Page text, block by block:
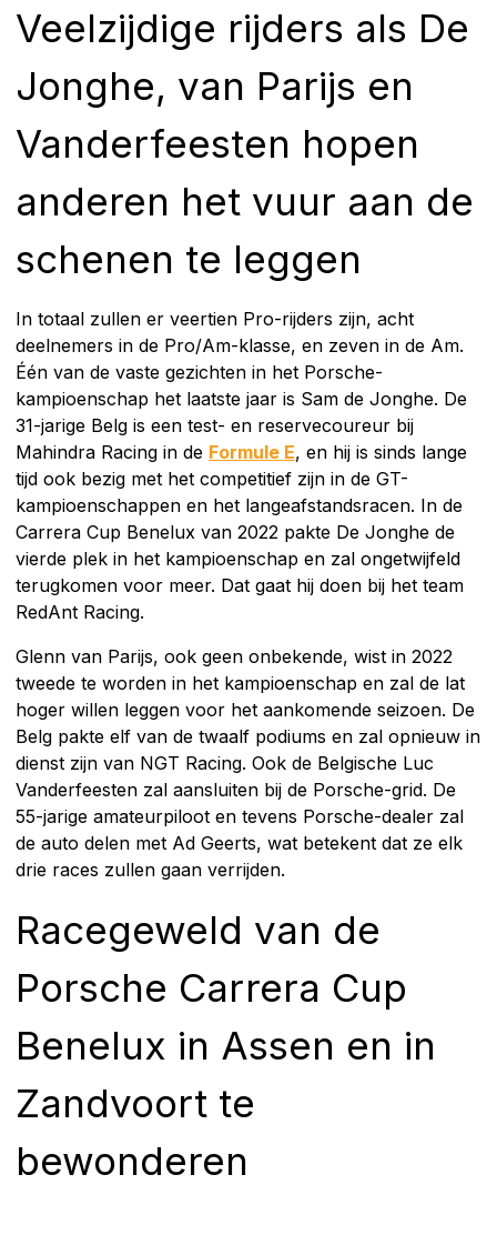
Veelzijdige rijders als De
Jonghe, van Parijs en
Vanderfeesten hopen
anderen het vuur aan de
schenen te leggen
In totaal zullen er veertien Pro-rijders zijn, acht
deelnemers in de Pro/Am-klasse, en zeven in de Am.
Één van de vaste gezichten in het Porsche-
kampioenschap het laatste jaar is Sam de Jonghe. De
31-jarige Belg is een test- en reservecoureur bij
Mahindra Racing in de Formule E, en hij is sinds lange
tijd ook bezig met het competitief zijn in de GT-
kampioenschappen en het langeafstandsracen. In de
Carrera Cup Benelux van 2022 pakte De Jonghe de
vierde plek in het kampioenschap en zal ongetwijfeld
terugkomen voor meer. Dat gaat hij doen bij het team
RedAnt Racing.
Glenn van Parijs, ook geen onbekende, wist in 2022
tweede te worden in het kampioenschap en zal de lat
hoger willen leggen voor het aankomende seizoen. De
Belg pakte elf van de twaalf podiums en zal opnieuw in
dienst zijn van NGT Racing. Ook de Belgische Luc
Vanderfeesten zal aansluiten bij de Porsche-grid. De
55-jarige amateurpiloot en tevens Porsche-dealer zal
de auto delen met Ad Geerts, wat betekent dat ze elk
drie races zullen gaan verrijden.
Racegeweld van de
Porsche Carrera Cup
Benelux in Assen en in
Zandvoort te
bewonderen